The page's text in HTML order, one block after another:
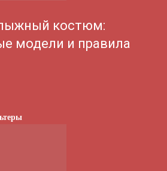
костюм:
модели и правила